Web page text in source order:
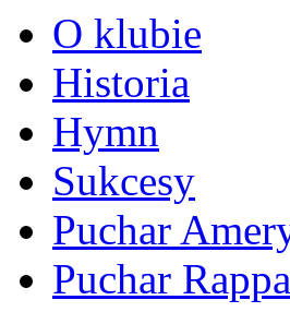
O klubie
Historia
Hymn
Sukcesy
Puchar
Puchar